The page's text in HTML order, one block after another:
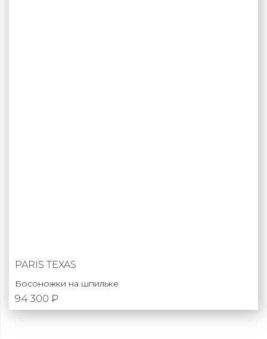
PARIS TEXAS
Босоножки на шпильке
94 300 ₽